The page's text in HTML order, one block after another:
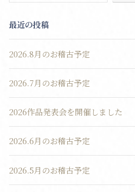
最近の投稿
2026.8月のお稽古予定
2026.7月のお稽古予定
2026作品発表会を開催しました
2026.6月のお稽古予定
2026.5月のお稽古予定